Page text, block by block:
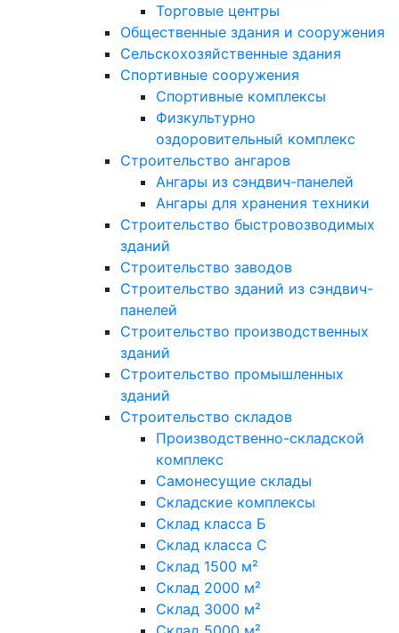
Торговые центры
Общественные здания и сооружения
Сельскохозяйственные здания
Спортивные сооружения
Спортивные комплексы
Физкультурно
оздоровительный комплекс
Строительство ангаров
Ангары из сэндвич-панелей
Ангары для хранения техники
Строительство быстровозводимых
зданий
Строительство заводов
Строительство зданий из сэндвич-
панелей
Строительство производственных
зданий
Строительство промышленных
зданий
Строительство складов
Производственно-складской
комплекс
Самонесущие склады
Складские комплексы
Склад класса Б
Склад класса С
Склад 1500 м²
Склад 2000 м²
Склад 3000 м²